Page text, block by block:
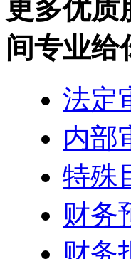
更多优质
间专业给
法定
内部
特殊
财务